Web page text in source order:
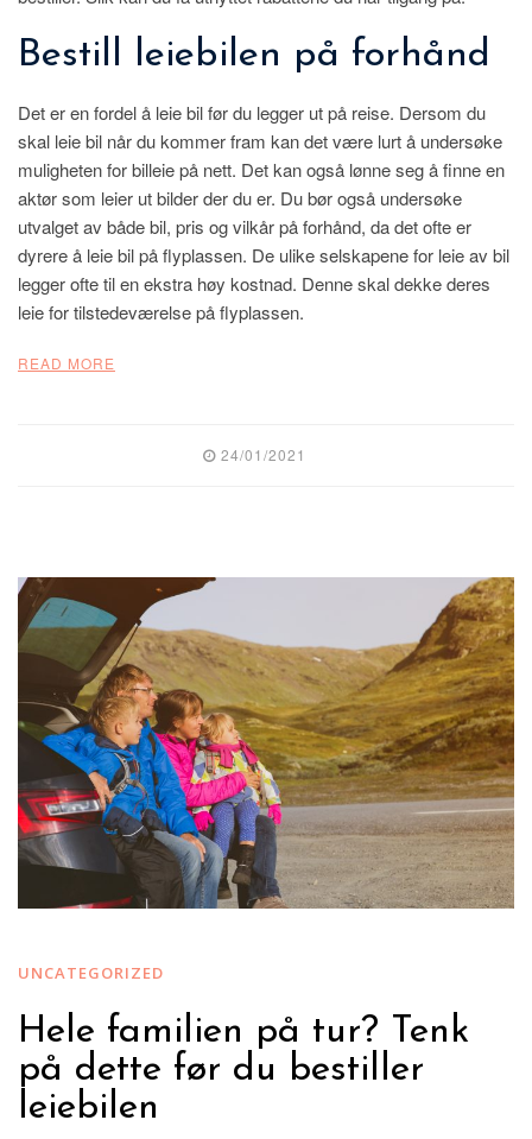
Bestill leiebilen på forhånd
Det er en fordel å leie bil før du legger ut på reise. Dersom du
skal leie bil når du kommer fram kan det være lurt å undersøke
muligheten for billeie på nett. Det kan også lønne seg å finne en
aktør som leier ut bilder der du er. Du bør også undersøke
utvalget av både bil, pris og vilkår på forhånd, da det ofte er
dyrere å leie bil på flyplassen. De ulike selskapene for leie av bil
legger ofte til en ekstra høy kostnad. Denne skal dekke deres
leie for tilstedeværelse på flyplassen.
READ MORE
24/01/2021
UNCATEGORIZED
Hele familien på tur? Tenk
på dette før du bestiller
leiebilen